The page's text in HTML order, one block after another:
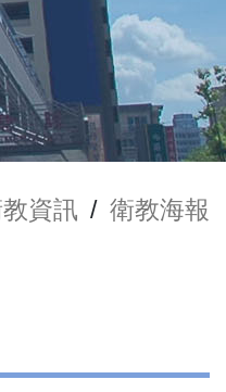
資訊 / 衛教海報